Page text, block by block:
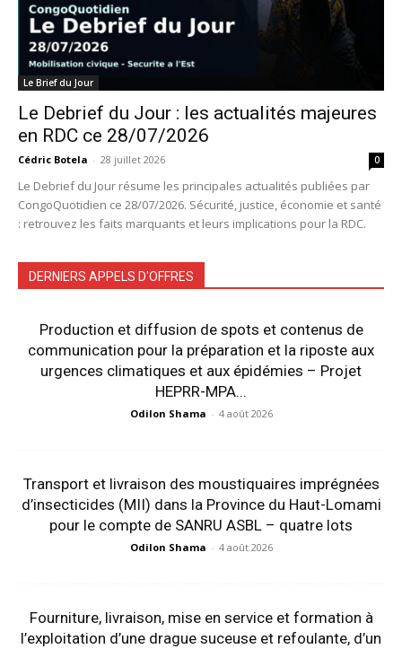
Le Brief du Jour
Le Debrief du Jour : les actualités majeures
en RDC ce 28/07/2026
Cédric Botela - 28 juillet 2026 0
Le Debrief du Jour résume les principales actualités publiées par
CongoQuotidien ce 28/07/2026. Sécurité, justice, économie et santé
: retrouvez les faits marquants et leurs implications pour la RDC.
DERNIERS APPELS D'OFFRES
Production et diffusion de spots et contenus de
communication pour la préparation et la riposte aux
urgences climatiques et aux épidémies – Projet
HEPRR-MPA...
Odilon Shama - 4 août 2026
Transport et livraison des moustiquaires imprégnées
d’insecticides (MII) dans la Province du Haut-Lomami
pour le compte de SANRU ASBL – quatre lots
Odilon Shama - 4 août 2026
Fourniture, livraison, mise en service et formation à
l’exploitation d’une drague suceuse et refoulante, d’un